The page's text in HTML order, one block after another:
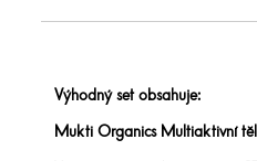
Výhodný set obsahuje:
Mukti Organics Multiaktivní